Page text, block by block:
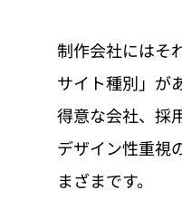
制作会社にはそ
サイト種別」が
得意な会社、採
デザイン性重
まざまです。